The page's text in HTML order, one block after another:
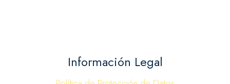
Información Legal